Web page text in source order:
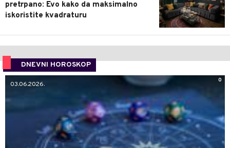
pretrpano: Evo kako da maksimalno
iskoristite kvadraturu
DNEVNI HOROSKOP
0
03.06.2026.